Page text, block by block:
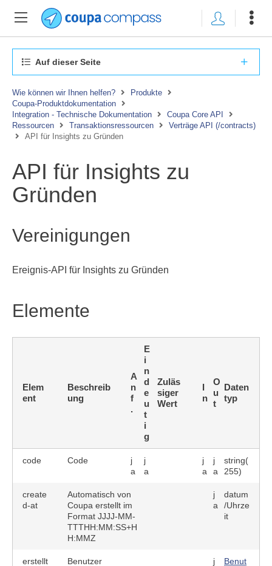
Auf dieser Seite
Wie können wir Ihnen helfen?
Produkte
Coupa-Produktdokumentation
Integration - Technische Dokumentation
Coupa Core API
Ressourcen
Transaktionsressourcen
Verträge API (/contracts)
API für Insights zu Gründen
API für Insights zu
Gründen
Vereinigungen
Ereignis-API für Insights zu Gründen
Elemente
Elem
ent
Beschreib
ung
A
n
f
.
E
i
n
d
e
u
t
i
g
Zuläs
siger
Wert
I
n
O
u
t
Daten
typ
code Code
j
a
j
a
j
a
j
a
string(
255)
create
d-at
Automatisch von
Coupa erstellt im
Format JJJJ-MM-
TTTHH:MM:SS+H
H:MMZ
j
a
datum
/Uhrze
it
erstellt
Benutzer
j
Benut